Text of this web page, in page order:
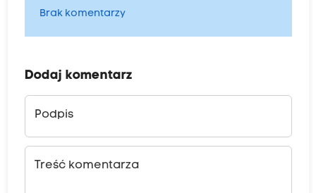
Brak komentarzy
Dodaj komentarz
Podpis
Treść komentarza